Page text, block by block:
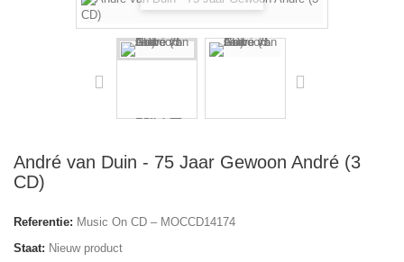
André van Duin - 75 Jaar Gewoon André (3
CD)
Referentie: Music On CD – MOCCD14174
Staat: Nieuw product